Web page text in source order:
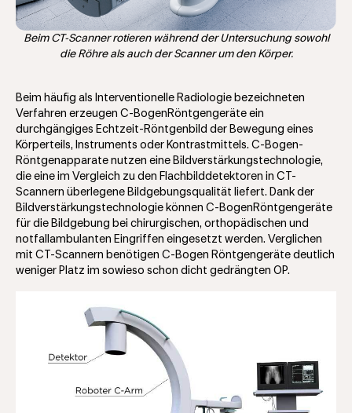
Beim CT-Scanner rotieren während der Untersuchung sowohl
die Röhre als auch der Scanner um den Körper.
Beim häufig als Interventionelle Radiologie bezeichneten
Verfahren erzeugen C-BogenRöntgengeräte ein
durchgängiges Echtzeit-Röntgenbild der Bewegung eines
Körperteils, Instruments oder Kontrastmittels. C-Bogen-
Röntgenapparate nutzen eine Bildverstärkungstechnologie,
die eine im Vergleich zu den Flachbilddetektoren in CT-
Scannern überlegene Bildgebungsqualität liefert. Dank der
Bildverstärkungstechnologie können C-BogenRöntgengeräte
für die Bildgebung bei chirurgischen, orthopädischen und
notfallambulanten Eingriffen eingesetzt werden. Verglichen
mit CT-Scannern benötigen C-Bogen Röntgengeräte deutlich
weniger Platz im sowieso schon dicht gedrängten OP.